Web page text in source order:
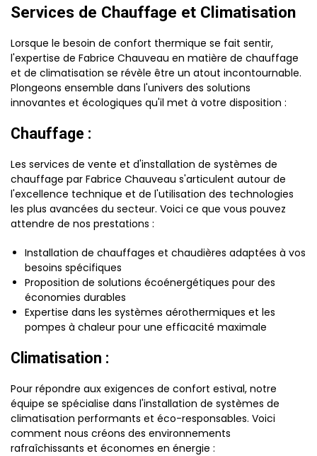
Services de Chauffage et Climatisation
Lorsque le besoin de confort thermique se fait sentir,
l'expertise de Fabrice Chauveau en matière de chauffage
et de climatisation se révèle être un atout incontournable.
Plongeons ensemble dans l'univers des solutions
innovantes et écologiques qu'il met à votre disposition :
Chauffage :
Les services de vente et d'installation de systèmes de
chauffage par Fabrice Chauveau s'articulent autour de
l'excellence technique et de l'utilisation des technologies
les plus avancées du secteur. Voici ce que vous pouvez
attendre de nos prestations :
Installation de chauffages et chaudières adaptées à vos
besoins spécifiques
Proposition de solutions écoénergétiques pour des
économies durables
Expertise dans les systèmes aérothermiques et les
pompes à chaleur pour une efficacité maximale
Climatisation :
Pour répondre aux exigences de confort estival, notre
équipe se spécialise dans l'installation de systèmes de
climatisation performants et éco-responsables. Voici
comment nous créons des environnements
rafraîchissants et économes en énergie :